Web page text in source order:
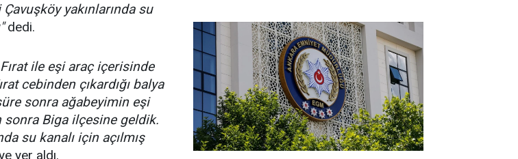
yakınlarında su
dedi.
ile eşi araç içerisinde
cebinden çıkardığı balya
sonra ağabeyimin eşi
sonra Biga ilçesine geldik.
su kanalı için açılmış
yer aldı.